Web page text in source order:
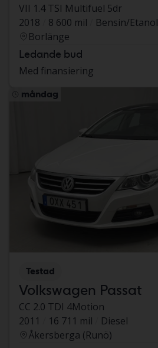
VII 1.4 TSI Multifuel 5dr
2018
8 600 mil
Bensin/Etanol
Borlänge
Ledande bud
Med finansiering
måndag
Testad
Volkswagen Passat
CC 2.0 TDI 4Motion
2011
16 711 mil
Diesel
Åkersberga (Runö)